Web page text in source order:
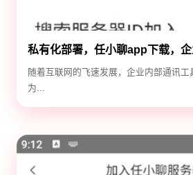
私有化部署，任小聊app下载，
随着互联网的飞速发展，企业内部通讯工
为...